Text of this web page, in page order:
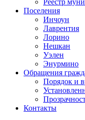
Реестр
Поселения
Инчоун
Лаврентия
Лорино
Нешкан
Уэлен
Энурмино
Обращения
Порядок и
Контакты